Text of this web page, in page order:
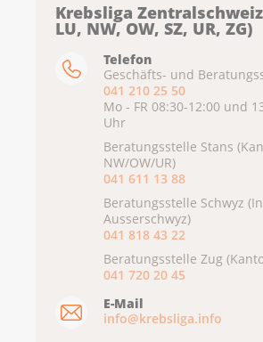
Krebsliga
LU, NW, OW, SZ, UR, ZG)
Telefon
Geschäfts- und
041 210 25 50
Mo - FR 08:30-12:00 und
Uhr
Beratungsstelle Stans
NW/OW/UR)
041 611 13 88
Beratungsstelle Schwyz
Ausserschwyz)
041 818 43 22
Beratungsstelle Zug
041 720 20 45
E-Mail
info@krebsliga.info